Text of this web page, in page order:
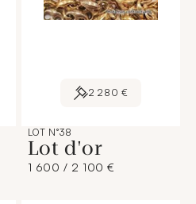
2 280 €
LOT N°38
Lot d'or
1 600 / 2 100 €